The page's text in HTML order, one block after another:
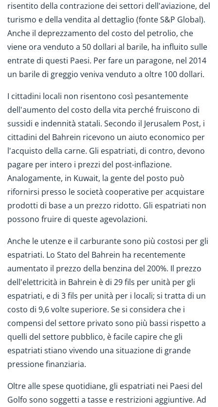
risentito della contrazione dei settori dell'aviazione, del
turismo e della vendita al dettaglio (fonte S&P Global).
Anche il deprezzamento del costo del petrolio, che
viene ora venduto a 50 dollari al barile, ha influito sulle
entrate di questi Paesi. Per fare un paragone, nel 2014
un barile di greggio veniva venduto a oltre 100 dollari.
I cittadini locali non risentono così pesantemente
dell'aumento del costo della vita perché fruiscono di
sussidi e indennità statali. Secondo il Jerusalem Post, i
cittadini del Bahrein ricevono un aiuto economico per
l'acquisto della carne. Gli espatriati, di contro, devono
pagare per intero i prezzi del post-inflazione.
Analogamente, in Kuwait, la gente del posto può
rifornirsi presso le società cooperative per acquistare
prodotti di base a un prezzo ridotto. Gli espatriati non
possono fruire di queste agevolazioni.
Anche le utenze e il carburante sono più costosi per gli
espatriati. Lo Stato del Bahrein ha recentemente
aumentato il prezzo della benzina del 200%. Il prezzo
dell'elettricità in Bahrein è di 29 fils per unità per gli
espatriati, e di 3 fils per unità per i locali; si tratta di un
costo di 9,6 volte superiore. Se si considera che i
compensi del settore privato sono più bassi rispetto a
quelli del settore pubblico, è facile capire che gli
espatriati stiano vivendo una situazione di grande
pressione finanziaria.
Oltre alle spese quotidiane, gli espatriati nei Paesi del
Golfo sono soggetti a tasse e restrizioni aggiuntive. Ad